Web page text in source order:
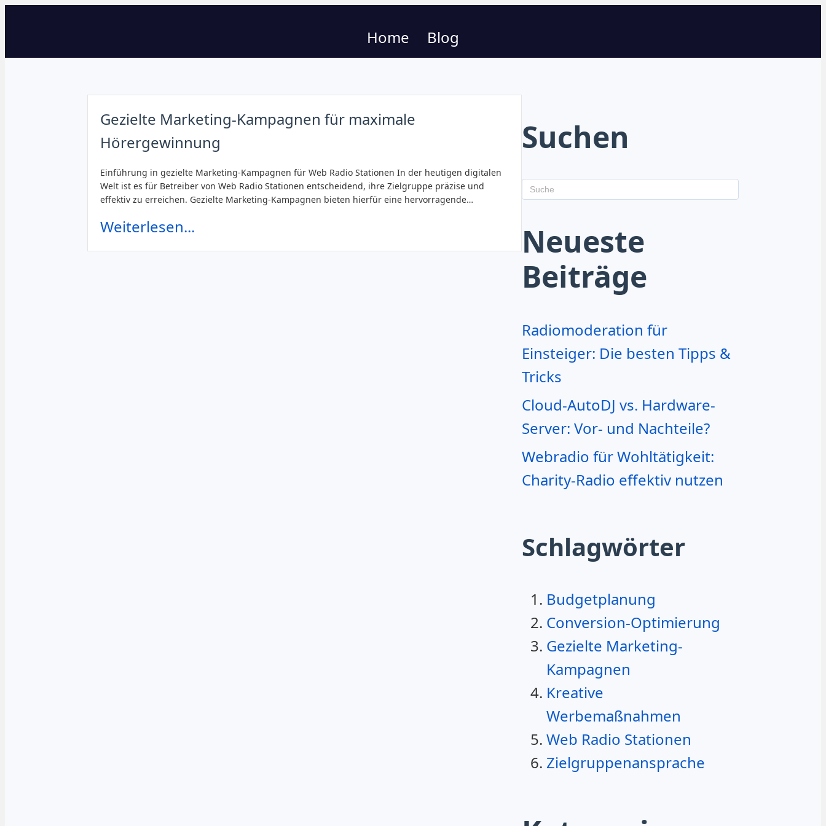
Home Blog
Gezielte Marketing-Kampagnen für maximale
Hörergewinnung
Einführung in gezielte Marketing-Kampagnen für Web Radio Stationen In der heutigen digitalen
Welt ist es für Betreiber von Web Radio Stationen entscheidend, ihre Zielgruppe präzise und
effektiv zu erreichen. Gezielte Marketing-Kampagnen bieten hierfür eine hervorragende…
Weiterlesen...
Suchen
Neueste
Beiträge
Radiomoderation für
Einsteiger: Die besten Tipps &
Tricks
Cloud-AutoDJ vs. Hardware-
Server: Vor- und Nachteile?
Webradio für Wohltätigkeit:
Charity-Radio effektiv nutzen
Schlagwörter
Budgetplanung
Conversion-Optimierung
Gezielte Marketing-
Kampagnen
Kreative
Werbemaßnahmen
Web Radio Stationen
Zielgruppenansprache